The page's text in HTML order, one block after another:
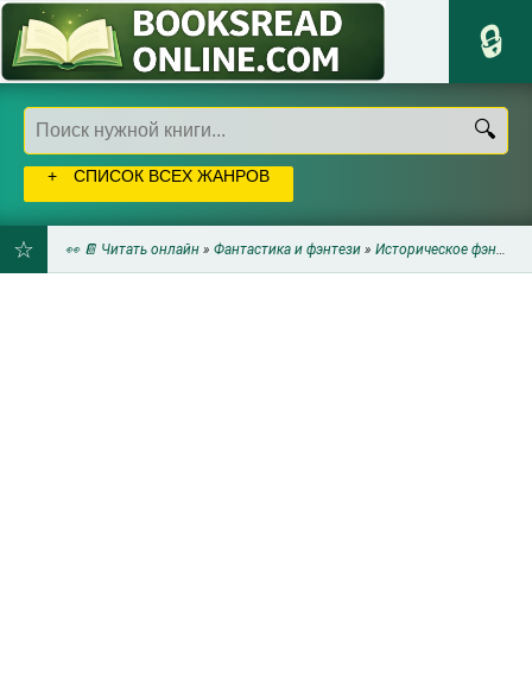
СПИСОК ВСЕХ ЖАНРОВ
👀 📔 Читать онлайн » Фантастика и фэнтези » Историческое фэнтези